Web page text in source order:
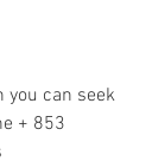
you can seek
+ 853